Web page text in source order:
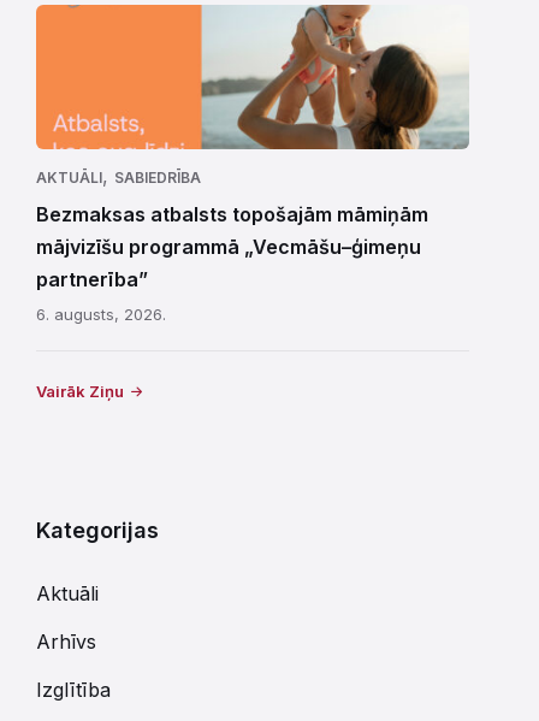
AKTUĀLI, SABIEDRĪBA
Bezmaksas atbalsts topošajām māmiņām
mājvizīšu programmā „Vecmāšu–ģimeņu
partnerība”
6. augusts, 2026.
Vairāk Ziņu
Kategorijas
Aktuāli
Arhīvs
Izglītība